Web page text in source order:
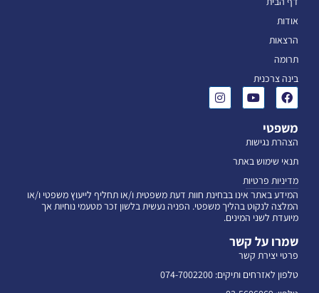
אודות
הרצאות
תרומה
בינה צרכנית
משפטי
הצהרת נגישות
תנאי שימוש באתר
מדיניות פרטיות
המידע באתר אינו בבחינת חוות דעת משפטית ו/או תחליף לייעוץ משפטי ו/או
המלצה לנקוט בהליך משפטי. הפניה נעשית בלשון זכר מטעמי נוחיות אך
מיועדת לשני המינים.
שמרו על קשר
פרטי יצירת קשר
טלפון לאזרחים ותיקים: 074-7002200